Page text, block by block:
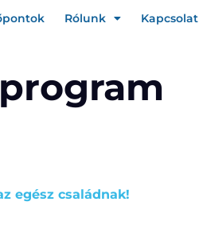
Rólunk Kapcsolat
egész családnak!